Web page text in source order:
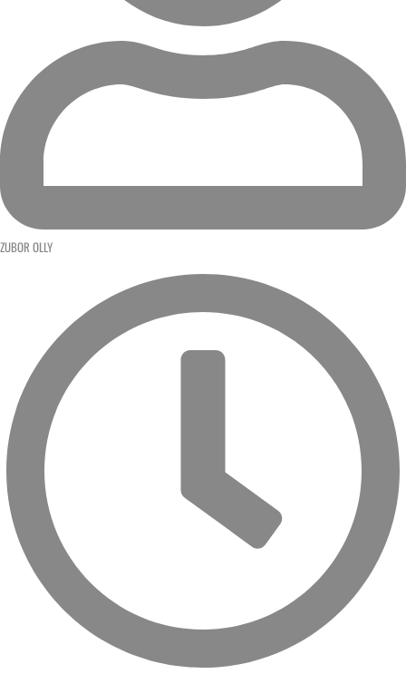
ZUBOR OLLY